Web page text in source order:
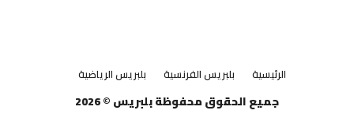
الرئيسية بلبريس الفرنسية بلبريس الرياضية
جميع الحقوق محفوظة بلبريس © 2026